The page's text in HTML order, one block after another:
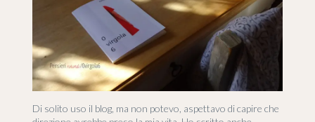
Di solito uso il blog, ma non potevo, aspettavo di capire che